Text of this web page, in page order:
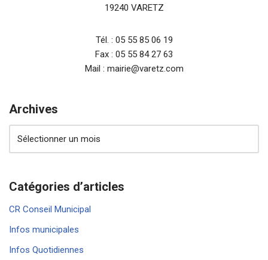
19240 VARETZ
Tél. : 05 55 85 06 19
Fax : 05 55 84 27 63
Mail : mairie@varetz.com
Archives
Catégories d’articles
CR Conseil Municipal
Infos municipales
Infos Quotidiennes